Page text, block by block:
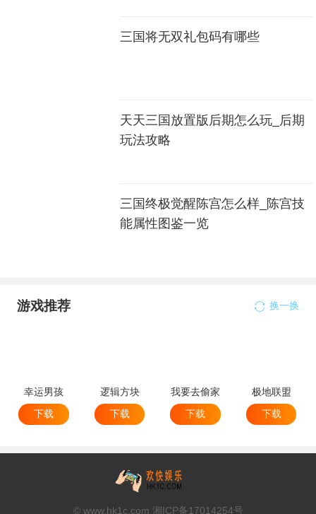
三国将无双礼包码有哪些
天天三国放置版后期怎么玩_后期
玩法攻略
三国终极觉醒陈宫怎么样_陈宫技
能属性图鉴一览
游戏推荐 换一换
幸运男孩
下载
逻辑方块
下载
我要去偷家
下载
极地联盟
下载
© www.hk1c.com 湘ICP备17014254号